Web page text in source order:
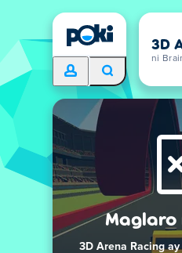
3D
ni
Maglaro
3D Arena Racing